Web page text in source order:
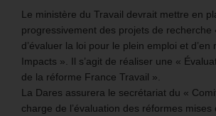
Le ministère du Travail devrait mettre en
progressivement des projets de recherche
d’évaluer la loi pour le plein emploi et d’en
Impacts ». Il s’agit de réaliser une «
de la réforme France Travail ».
La Dares assurera le secrétariat du «
charge de l’évaluation des réformes